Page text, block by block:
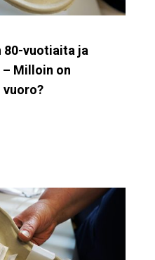
80-vuotiaita ja
Milloin on